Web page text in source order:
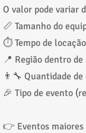
O valor pode variar
📏 Tamanho do
⏱️ Tempo de locação
📍 Região dentro de
👨‍🔧 Quantidade de
🎉 Tipo de evento
👉 Eventos